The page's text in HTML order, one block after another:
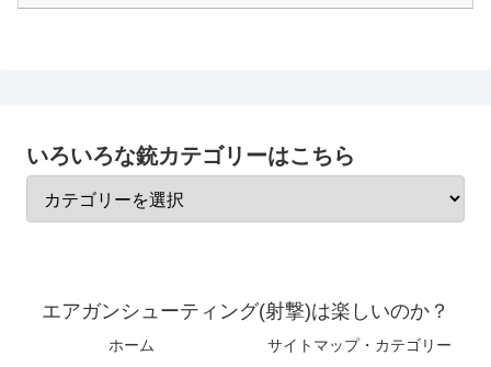
いろいろな銃カテゴリーはこちら
エアガンシューティング(射撃)は楽しいのか？
ホーム
サイトマップ・カテゴリー